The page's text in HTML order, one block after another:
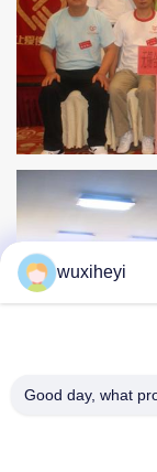
wuxiheyi
Good day, what